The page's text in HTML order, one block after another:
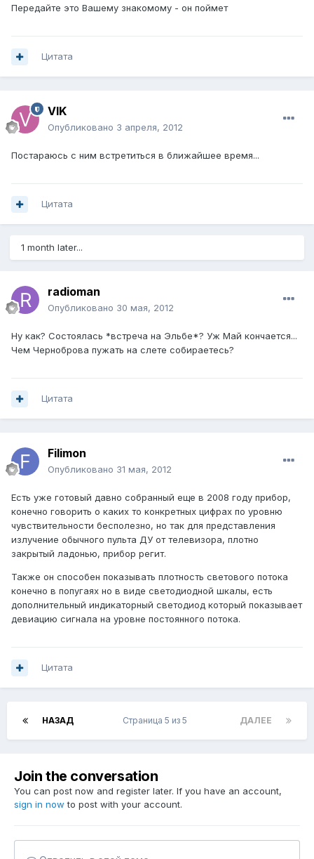
Передайте это Вашему знакомому - он поймет
Цитата
VIK
Опубликовано 3 апреля, 2012
Постараюсь с ним встретиться в ближайшее время...
Цитата
1 month later...
radioman
Опубликовано 30 мая, 2012
Ну как? Состоялась *встреча на Эльбе*? Уж Май кончается...
Чем Черноброва пужать на слете собираетесь?
Цитата
Filimon
Опубликовано 31 мая, 2012
Есть уже готовый давно собранный еще в 2008 году прибор,
конечно говорить о каких то конкретных цифрах по уровню
чувствительности бесполезно, но так для представления
излучение обычного пульта ДУ от телевизора, плотно
закрытый ладонью, прибор регит.
Также он способен показывать плотность светового потока
конечно в попугаях но в виде светодиодной шкалы, есть
дополнительный индикаторный светодиод который показывает
девиацию сигнала на уровне постоянного потока.
Цитата
НАЗАД ДАЛЕЕ
Страница 5 из 5
Join the conversation
You can post now and register later. If you have an account,
sign in now to post with your account.